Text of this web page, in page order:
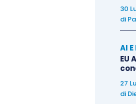
30
di
AI
EU
27
di